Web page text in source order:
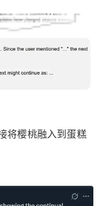
将樱桃融入到蛋糕